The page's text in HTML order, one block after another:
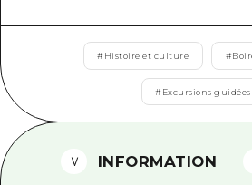
Guide
Vidéo
FAQ
Informations
# Histoire et culture #
# Excursions guidées
INFORMATION